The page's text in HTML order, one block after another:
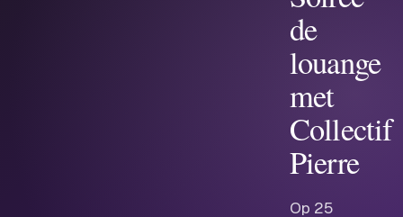
de
louange
met
Collectif
Pierre
Op 25